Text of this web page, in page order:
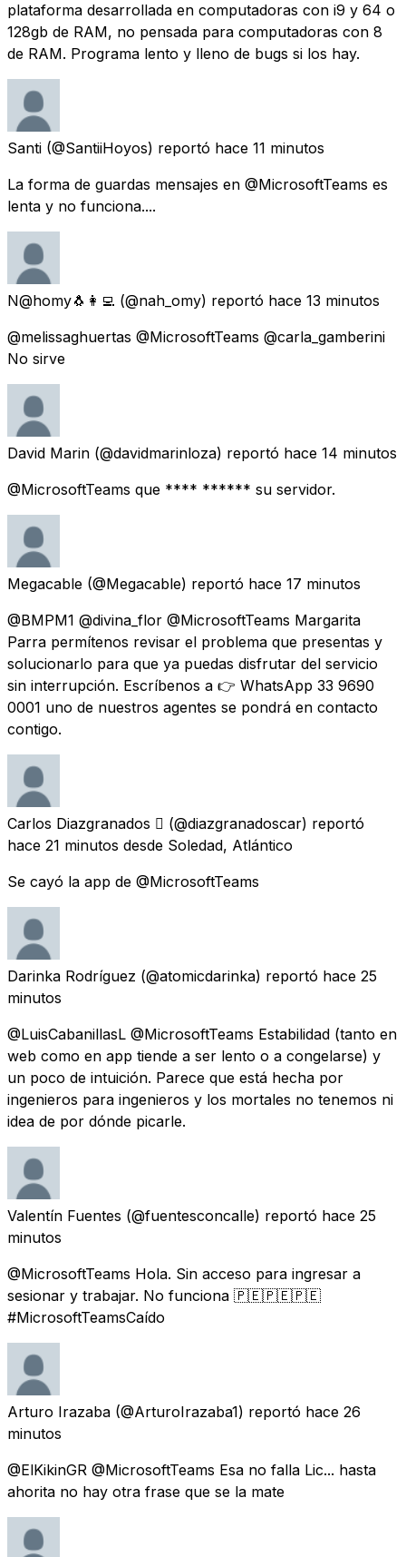
plataforma desarrollada en computadoras con i9 y 64 o
128gb de RAM, no pensada para computadoras con 8
de RAM. Programa lento y lleno de bugs si los hay.
Santi (@SantiiHoyos) reportó hace 11 minutos
La forma de guardas mensajes en @MicrosoftTeams es
lenta y no funciona....
N@homy🐧👩‍💻 (@nah_omy) reportó hace 13 minutos
@melissaghuertas @MicrosoftTeams @carla_gamberini
No sirve
David Marin (@davidmarinloza) reportó hace 14 minutos
@MicrosoftTeams que **** ****** su servidor.
Megacable (@Megacable) reportó hace 17 minutos
@BMPM1 @divina_flor @MicrosoftTeams Margarita
Parra permítenos revisar el problema que presentas y
solucionarlo para que ya puedas disfrutar del servicio
sin interrupción. Escríbenos a 👉 WhatsApp 33 9690
0001 uno de nuestros agentes se pondrá en contacto
contigo.
Carlos Diazgranados  (@diazgranadoscar) reportó
hace 21 minutos desde Soledad, Atlántico
Se cayó la app de @MicrosoftTeams
Darinka Rodríguez (@atomicdarinka) reportó hace 25
minutos
@LuisCabanillasL @MicrosoftTeams Estabilidad (tanto en
web como en app tiende a ser lento o a congelarse) y
un poco de intuición. Parece que está hecha por
ingenieros para ingenieros y los mortales no tenemos ni
idea de por dónde picarle.
Valentín Fuentes (@fuentesconcalle) reportó hace 25
minutos
@MicrosoftTeams Hola. Sin acceso para ingresar a
sesionar y trabajar. No funciona 🇵🇪🇵🇪🇵🇪
#MicrosoftTeamsCaído
Arturo Irazaba (@ArturoIrazaba1) reportó hace 26
minutos
@ElKikinGR @MicrosoftTeams Esa no falla Lic... hasta
ahorita no hay otra frase que se la mate